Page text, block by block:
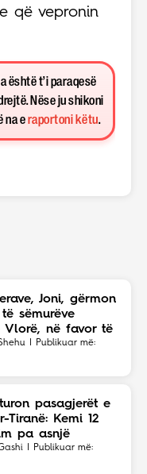
që vepronin
është t’i paraqesë
Nëse ju shikoni
na e raportoni këtu.
Joni, gërmon
sëmurëve
Vlorë, në favor të
“Clean Fast”.
| Publikuar më:
pasagjerët e
Tiranë: Kemi 12
pa asnjë
| Publikuar më: